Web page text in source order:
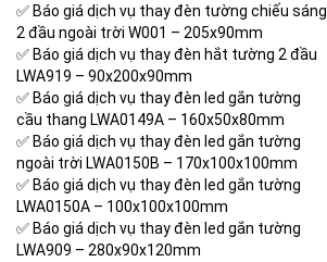
✅ Báo giá dịch vụ thay đèn tường chiếu sáng
2 đầu ngoài trời W001 – 205x90mm
✅ Báo giá dịch vụ thay đèn hắt tường 2 đầu
LWA919 – 90x200x90mm
✅ Báo giá dịch vụ thay đèn led gắn tường
cầu thang LWA0149A – 160x50x80mm
✅ Báo giá dịch vụ thay đèn led gắn tường
ngoài trời LWA0150B – 170x100x100mm
✅ Báo giá dịch vụ thay đèn led gắn tường
LWA0150A – 100x100x100mm
✅ Báo giá dịch vụ thay đèn led gắn tường
LWA909 – 280x90x120mm